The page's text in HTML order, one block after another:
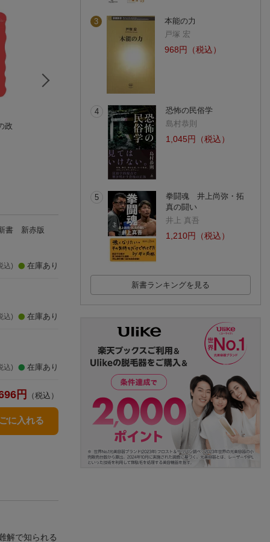
政
日本の選挙と憲法
只野 雅人
(3件)
宮本 太郎
書 新赤版
込) 在庫あり
込) 在庫あり
込) 在庫あり
円 （税込）
に入れる
解で知られる
3
本能の力
戸塚 宏
968円（税込）
4
恐怖の民俗学
島村恭則
1,045円（税込）
5
拳闘魂 井上尚弥・拓
真の闘い
井上 真吾
1,210円（税込）
新書ランキングを見る